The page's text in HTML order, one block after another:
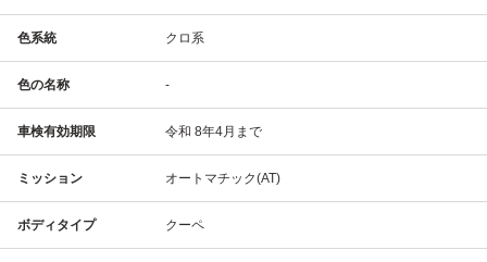
色系統 クロ系
色の名称 -
車検有効期限 令和 8年4月まで
ミッション オートマチック(AT)
ボディタイプ クーペ